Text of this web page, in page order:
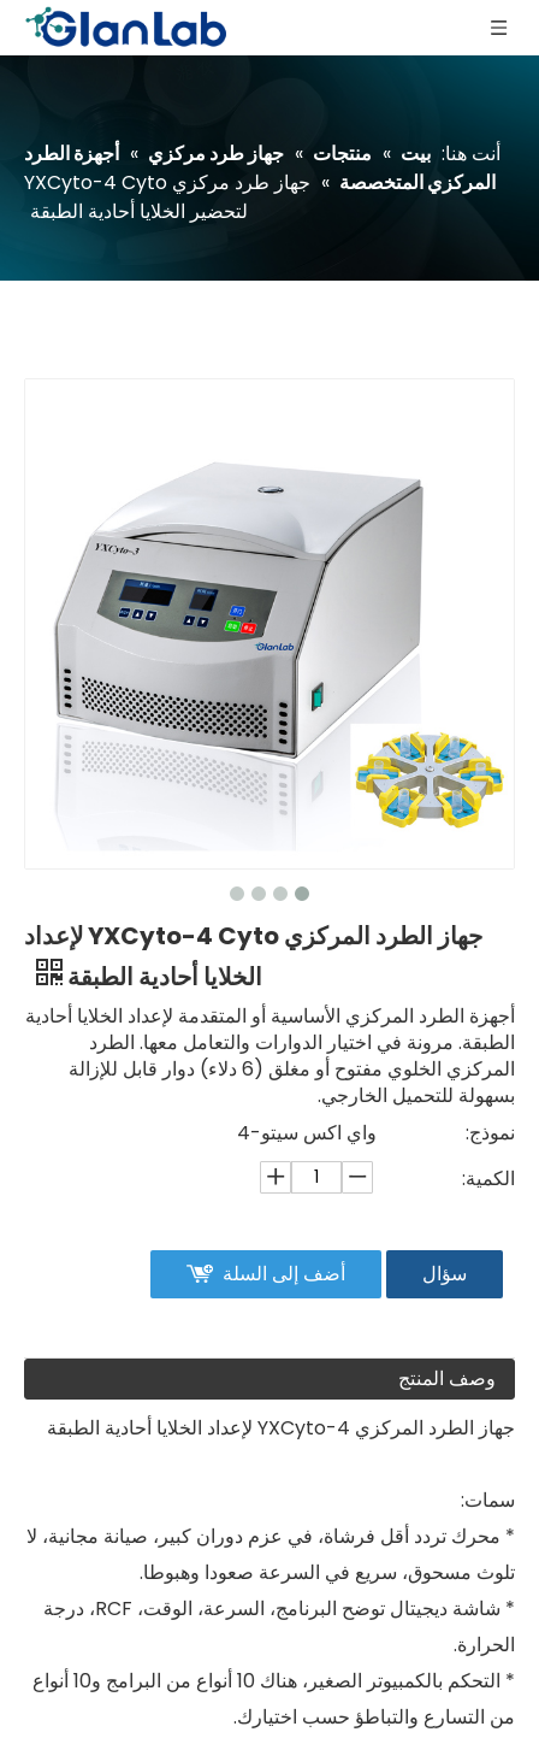
أنت هنا: بيت » منتجات » جهاز طرد مركزي » أجهزة الطرد
المركزي المتخصصة »
جهاز طرد مركزي YXCyto-4 Cyto
لتحضير الخلايا أحادية الطبقة
جهاز الطرد المركزي YXCyto-4 Cyto لإعداد
الخلايا أحادية الطبقة
أجهزة الطرد المركزي الأساسية أو المتقدمة لإعداد الخلايا أحادية
الطبقة. مرونة في اختيار الدوارات والتعامل معها. الطرد
المركزي الخلوي مفتوح أو مغلق (6 دلاء) دوار قابل للإزالة
بسهولة للتحميل الخارجي.
نموذج:
واي اكس سيتو-4
الكمية:
سؤال أضف إلى السلة
وصف المنتج
جهاز الطرد المركزي YXCyto-4 لإعداد الخلايا أحادية الطبقة
سمات:
* محرك تردد أقل فرشاة، في عزم دوران كبير، صيانة مجانية، لا
تلوث مسحوق، سريع في السرعة صعودا وهبوطا.
* شاشة ديجيتال توضح البرنامج، السرعة، الوقت، RCF، درجة
الحرارة.
* التحكم بالكمبيوتر الصغير، هناك 10 أنواع من البرامج و10 أنواع
من التسارع والتباطؤ حسب اختيارك.